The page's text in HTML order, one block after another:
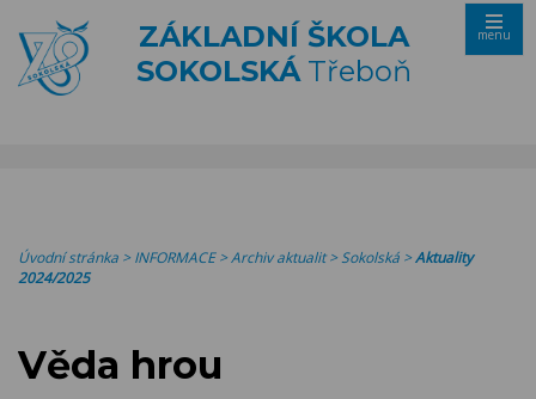
ZÁKLADNÍ ŠKOLA
SOKOLSKÁTřeboň
menu
Úvodní stránka >INFORMACE>Archiv aktualit>Sokolská >Aktuality
2024/2025
Věda hrou